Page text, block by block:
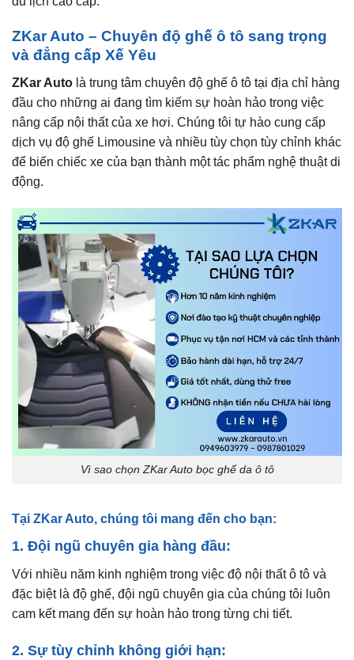
ZKar Auto – Chuyên độ ghế ô tô sang trọng
và đẳng cấp Xế Yêu
ZKar Auto là trung tâm chuyên độ ghế ô tô tại địa chỉ hàng
đầu cho những ai đang tìm kiếm sự hoàn hảo trong việc
nâng cấp nội thất của xe hơi. Chúng tôi tự hào cung cấp
dịch vụ độ ghế Limousine và nhiều tùy chọn tùy chỉnh khác
để biến chiếc xe của bạn thành một tác phẩm nghệ thuật di
động.
Vì sao chọn ZKar Auto bọc ghế da ô tô
Tại ZKar Auto, chúng tôi mang đến cho bạn:
1. Đội ngũ chuyên gia hàng đầu:
Với nhiều năm kinh nghiệm trong việc độ nội thất ô tô và
đặc biệt là độ ghế, đội ngũ chuyên gia của chúng tôi luôn
cam kết mang đến sự hoàn hảo trong từng chi tiết.
2. Sự tùy chỉnh không giới hạn: